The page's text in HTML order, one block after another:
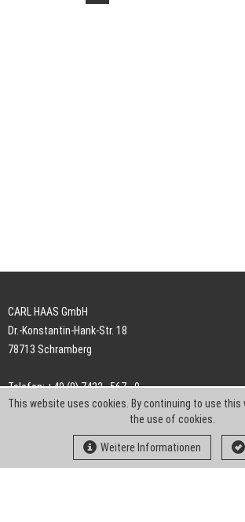
CARL HAAS GmbH
Dr.-Konstantin-Hank-Str. 18
78713 Schramberg
Telefon: +49 (0) 7422 . 567 - 0
Telefax: +49 (0) 7422 . 567 - 239
info-ch@kern-liebers.com
This website uses cookies. By continuing to use this
the use of cookies.
Weitere Informationen